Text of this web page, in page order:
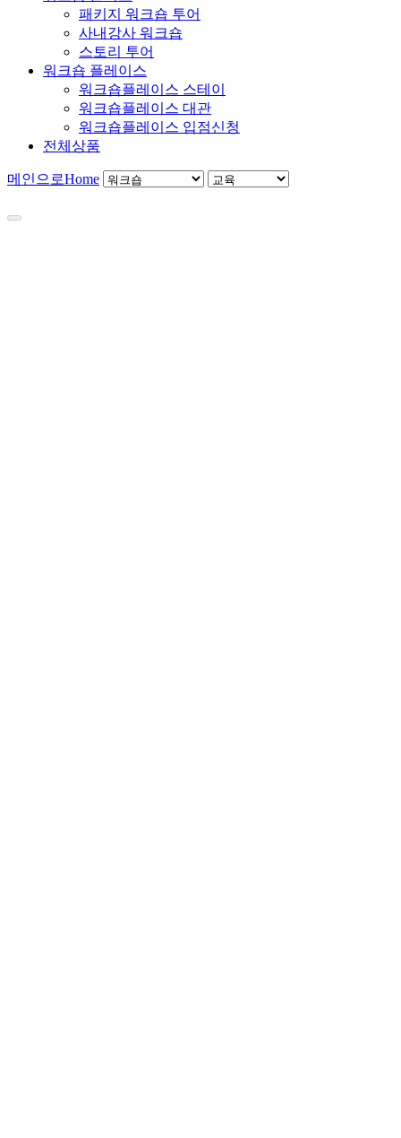
패키지 워크숍 투어
사내강사 워크숍
스토리 투어
워크숍 플레이스
워크숍플레이스 스테이
워크숍플레이스 대관
워크숍플레이스 입점신청
전체상품
메인으로Home